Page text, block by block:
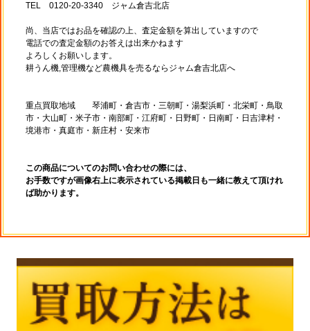
TEL 0120-20-3340 ジャム倉吉北店
尚、当店ではお品を確認の上、査定金額を算出していますので
電話での査定金額のお答えは出来かねます
よろしくお願いします。
耕うん機,管理機など農機具を売るならジャム倉吉北店へ
重点買取地域 琴浦町・倉吉市・三朝町・湯梨浜町・北栄町・鳥取
市・大山町・米子市・南部町・江府町・日野町・日南町・日吉津村・
境港市・真庭市・新庄村・安来市
この商品についてのお問い合わせの際には、
お手数ですが画像右上に表示されている掲載日も一緒に教えて頂けれ
ば助かります。